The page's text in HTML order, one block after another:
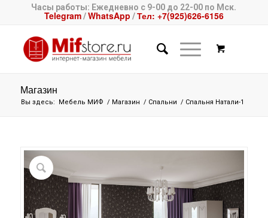
Часы работы: Ежедневно с 9-00 до 22-00 по Мск.
Telegram/WhatsApp /Тел: +7(925)626-6156
Магазин
Вы здесь: Мебель МИФ / Магазин / Спальни / Спальня Натали-1